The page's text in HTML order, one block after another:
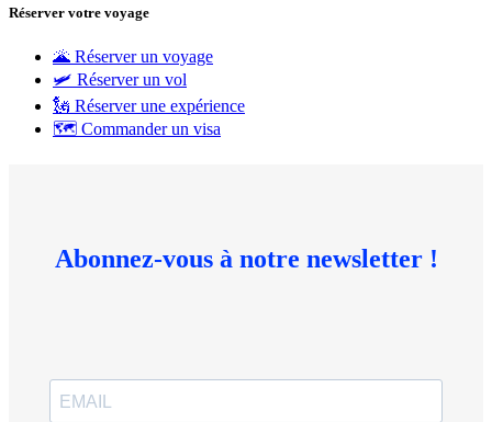
Réserver votre voyage
🌋 Réserver un voyage
🛩 Réserver un vol
🗽 Réserver une expérience
🗺 Commander un visa
Abonnez-vous à notre newsletter !